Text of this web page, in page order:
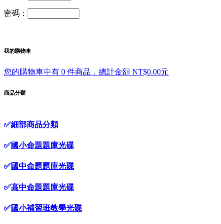
密碼：
我的購物車
您的購物車中有 0 件商品，總計金額 NT$0.00元
商品分類
✅細部商品分類
✅國小命題題庫光碟
✅國中命題題庫光碟
✅高中命題題庫光碟
✅國小補習班教學光碟